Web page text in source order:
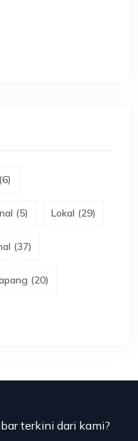
(6)
(5) Lokal (29)
(37)
(20)
terkini dari kami?